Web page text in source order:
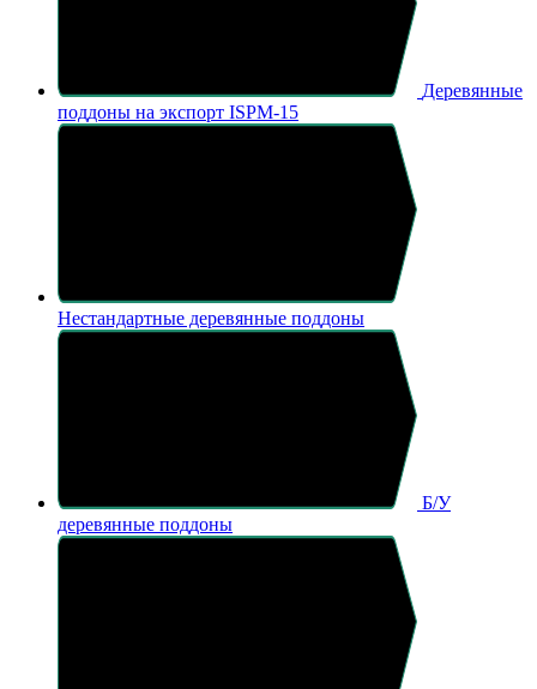
Деревянные
поддоны на экспорт ISPM-15
Нестандартные деревянные поддоны
Б/У
деревянные поддоны